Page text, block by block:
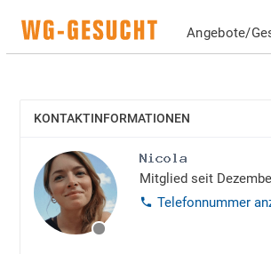
Angebote/
KONTAKTINFORMATIONEN
EINBLENDEN
Mitglied seit
Telefonnummer